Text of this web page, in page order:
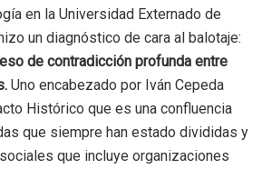
en la Universidad Externado de
un diagnóstico de cara al balotaje:
de contradicción profunda entre
Uno encabezado por Iván Cepeda
Histórico que es una confluencia
que siempre han estado divididas y
que incluye organizaciones